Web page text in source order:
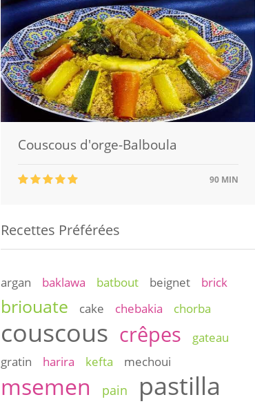
Couscous d'orge-Balboula
90 MIN
Recettes Préférées
argan baklawa batbout beignet brick
briouate cake chebakia chorba
couscous crêpes
gateau
gratin
harira kefta mechoui
msemen pain pastilla